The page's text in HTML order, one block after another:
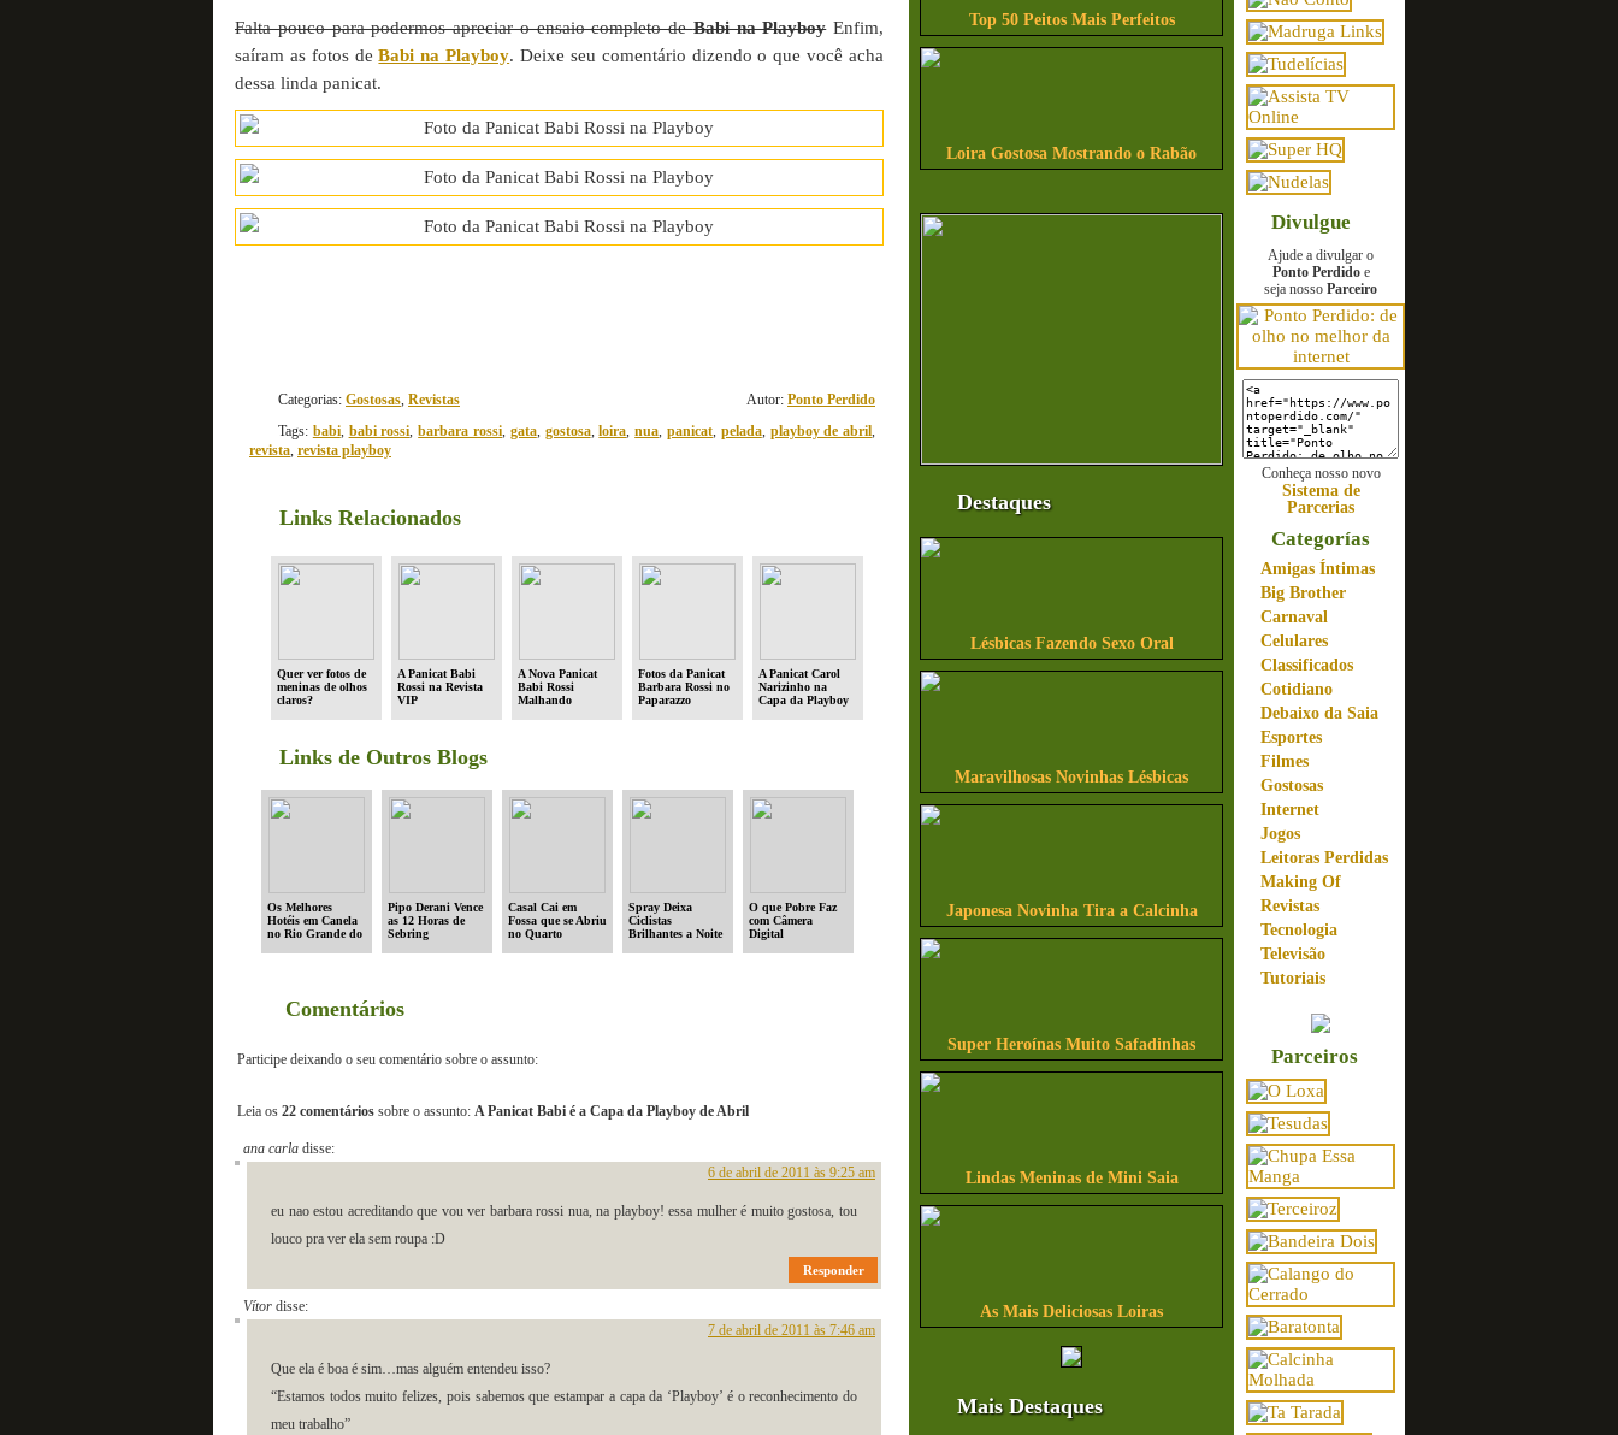
Falta pouco para podermos apreciar o ensaio completo deBabi na PlayboyEnfim,
saíram as fotos deBabi na Playboy. Deixe seu comentário dizendo o que você acha
dessa linda panicat.
Categorias: Gostosas, Revistas Autor: Ponto Perdido
Tags: babi, babi rossi,barbara rossi, gata, gostosa,loira,nua, panicat, pelada, playboy de abril,
revista, revista playboy
Links Relacionados
Quer ver fotos de
meninas de olhos
claros?
A Panicat Babi
Rossi na Revista
VIP
A Nova Panicat
Babi Rossi
Malhando
Fotos da Panicat
Barbara Rossi no
Paparazzo
A Panicat Carol
Narizinho na
Capa da Playboy
Links de Outros Blogs
Os Melhores
Hotéis em Canela
no Rio Grande do
Pipo Derani Vence
as 12 Horas de
Sebring
Casal Cai em
Fossa que se Abriu
no Quarto
Spray Deixa
Ciclistas
Brilhantes a Noite
O que Pobre Faz
com Câmera
Digital
Comentários
Participe deixando o seu comentário sobre o assunto:
Leia os 22 comentários sobre o assunto: A Panicat Babi é a Capa da Playboy de Abril
ana carla disse:
6 de abril de 2011 às 9:25 am
eu nao estou acreditando que vou ver barbara rossi nua, na playboy! essa mulher é muito gostosa, tou
louco pra ver ela sem roupa :D
Responder
Vítor disse:
7 de abril de 2011 às 7:46 am
Que ela é boa é sim…mas alguém entendeu isso?
“Estamos todos muito felizes, pois sabemos que estampar a capa da ‘Playboy’ é o reconhecimento do
meu trabalho”
Top 50 Peitos Mais Perfeitos
Loira Gostosa Mostrando o Rabão
Destaques
Lésbicas Fazendo Sexo Oral
Maravilhosas Novinhas Lésbicas
Japonesa Novinha Tira a Calcinha
Super Heroínas Muito Safadinhas
Lindas Meninas de Mini Saia
As Mais Deliciosas Loiras
Mais Destaques
Divulgue
Ajude a divulgar o
Ponto Perdidoe
seja nosso Parceiro
Conheça nosso novo
Sistema de
Parcerias
Categorías
Amigas Íntimas
Big Brother
Carnaval
Celulares
Classificados
Cotidiano
Debaixo da Saia
Esportes
Filmes
Gostosas
Internet
Jogos
Leitoras Perdidas
Making Of
Revistas
Tecnologia
Televisão
Tutoriais
Parceiros